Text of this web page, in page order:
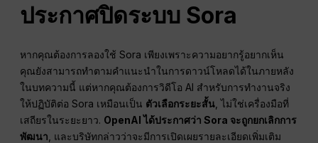
ประกาศปิดระบบ Sora
หากคุณต้องการลองใช้ Sora เพียงเพราะความอยากรู้อยากเห็น
คุณยังสามารถทำตามคำแนะนำในการดาวน์โหลดได้ในภายหลัง
ในบทความนี้ แต่หากคุณต้องการวิดีโอ AI สำหรับการทำงานจริง
ให้ปฏิบัติต่อ Sora เหมือนเป็น ตัวเลือกระยะสั้น , ไม่ใช่เครื่องมือที่
เสถียรในระยะยาว. OpenAI ได้ประกาศว่า Sora จะถูกยกเลิกการ
พัฒนา , และบริษัทกล่าวว่าจะมีการเปิดเผยรายละเอียดเพิ่มเติม